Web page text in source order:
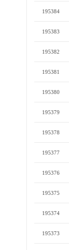
195384
195383
195382
195381
195380
195379
195378
195377
195376
195375
195374
195373